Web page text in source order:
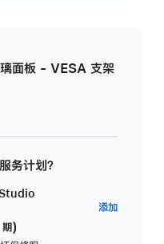
面板 - VESA 支架
计划？
Studio
)
添加